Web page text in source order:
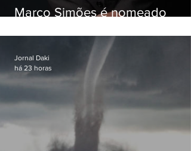
Marco Simões é nomeado
Jornal Daki
há 23 horas